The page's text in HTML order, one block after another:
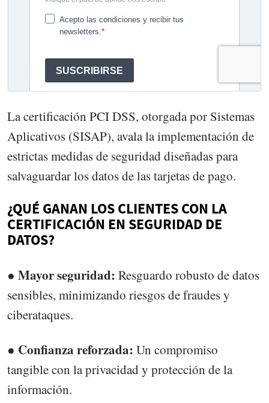
La certificación PCI DSS, otorgada por Sistemas
Aplicativos (SISAP), avala la implementación de
estrictas medidas de seguridad diseñadas para
salvaguardar los datos de las tarjetas de pago.
¿QUÉ GANAN LOS CLIENTES CON LA
CERTIFICACIÓN EN SEGURIDAD DE
DATOS?
● Mayor seguridad: Resguardo robusto de datos
sensibles, minimizando riesgos de fraudes y
ciberataques.
● Confianza reforzada: Un compromiso
tangible con la privacidad y protección de la
información.